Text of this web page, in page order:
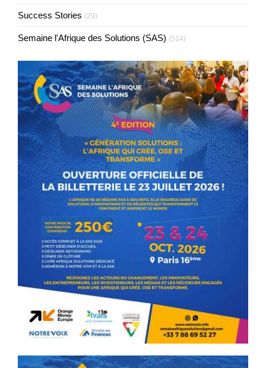
Success Stories (29)
Semaine l'Afrique des Solutions (SAS) (514)